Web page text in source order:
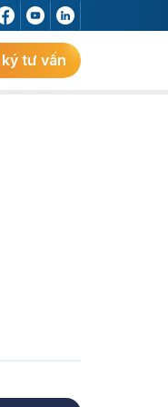
Máy Thông
tư vấn